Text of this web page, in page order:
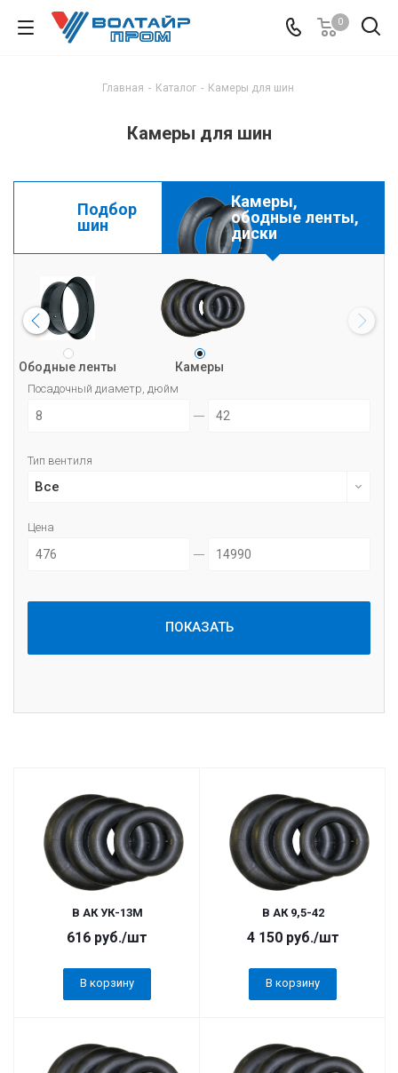
0
Главная - Каталог - Камеры для шин
Камеры для шин
Подбор
шин
Камеры,
ободные ленты,
диски
Грузовые
Сельскохозяйственные
Ободные ленты Камеры
Посадочный диаметр, дюйм
Тип вентиля
Все
Цена
ПОКАЗАТЬ
В АК УК-13М
616 руб./шт
В корзину
В АК 9,5-42
4 150руб./шт
В корзину